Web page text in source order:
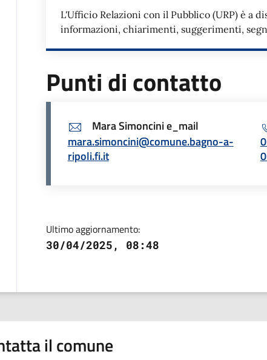
L'Ufficio Relazioni con il Pubblico (URP) è a
informazioni, chiarimenti, suggerimenti,
Punti di contatto
Mara Simoncini e_mail
mara.simoncini@comune.bagno-a-
ripoli.fi.it
Ultimo aggiornamento:
30/04/2025, 08:48
il comune